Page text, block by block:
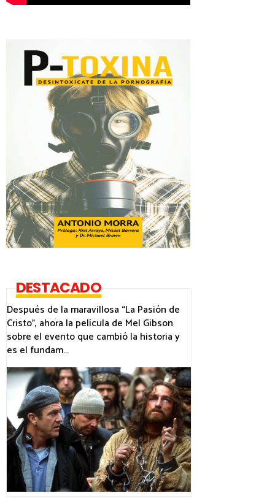
DESTACADO
Después de la maravillosa “La Pasión de
Cristo”, ahora la película de Mel Gibson
sobre el evento que cambió la historia y
es el fundam...